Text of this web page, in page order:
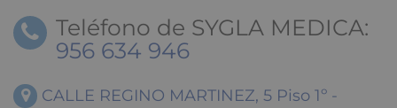
Teléfono de SYGLA MEDICA:
956 634 946
CALLE REGINO MARTINEZ, 5 Piso 1º -